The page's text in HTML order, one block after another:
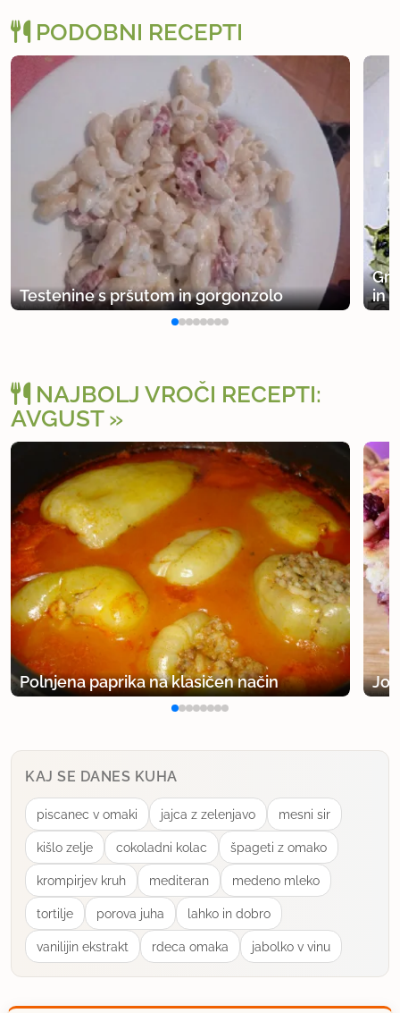
član od 2015 17 sporočil
15.8.2015 ob 15:35
@fasulas..prav pozabil sem nato.Nostalgija,hvala ;)
uporabno
PODOBNI RECEPTI
Testenine s pršutom in gorgonzolo
in
NAJBOLJ VROČI RECEPTI:
AVGUST
Polnjena paprika na klasičen način
KAJ SE DANES KUHA
piscanec v omaki jajca z zelenjavo mesni sir
kišlo zelje cokoladni kolac špageti z omako
krompirjev kruh mediteran medeno mleko
tortilje porova juha lahko in dobro
vanilijin ekstrakt rdeca omaka jabolko v vinu